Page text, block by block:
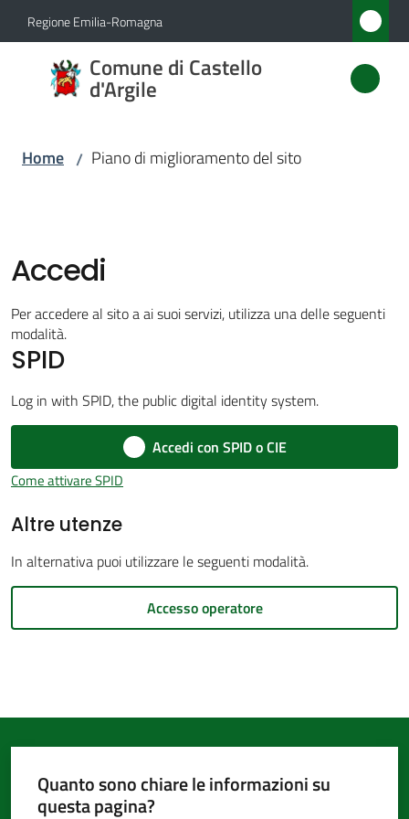
Vai al contenuto
Vai alla navigazione
Vai al footer
Regione Emilia-Romagna
Comune di Castello
d'Argile
Comune
di
Novità
Servizi
Castello
d'Argile
Amministrazione
Trasparente
Tutti
Home / Piano di miglioramento del sito
Accedi
Per accedere al sito a ai suoi servizi, utilizza una delle seguenti
modalità.
SPID
Log in with SPID, the public digital identity system.
Accedi con SPID o CIE
Come attivare SPID
Altre utenze
In alternativa puoi utilizzare le seguenti modalità.
Accesso operatore
Quanto sono chiare le informazioni su
questa pagina?